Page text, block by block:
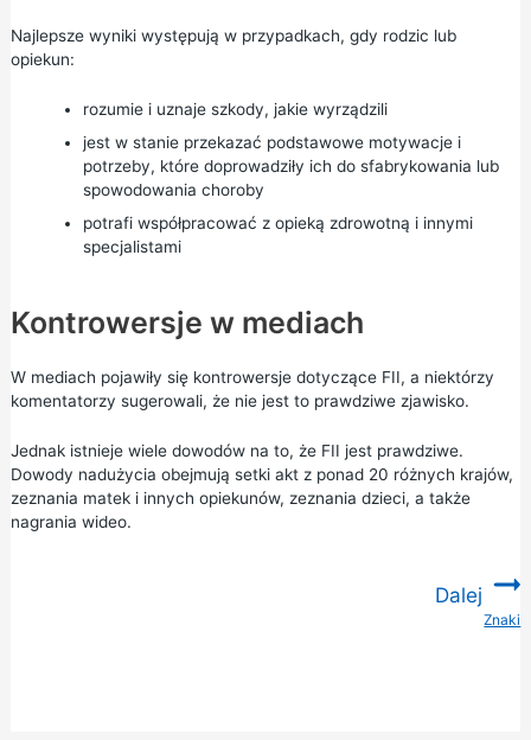
Najlepsze wyniki występują w przypadkach, gdy rodzic lub
opiekun:
rozumie i uznaje szkody, jakie wyrządzili
jest w stanie przekazać podstawowe motywacje i
potrzeby, które doprowadziły ich do sfabrykowania lub
spowodowania choroby
potrafi współpracować z opieką zdrowotną i innymi
specjalistami
Kontrowersje w mediach
W mediach pojawiły się kontrowersje dotyczące FII, a niektórzy
komentatorzy sugerowali, że nie jest to prawdziwe zjawisko.
Jednak istnieje wiele dowodów na to, że FII jest prawdziwe.
Dowody nadużycia obejmują setki akt z ponad 20 różnych krajów,
zeznania matek i innych opiekunów, zeznania dzieci, a także
nagrania wideo.
Dalej
Znaki